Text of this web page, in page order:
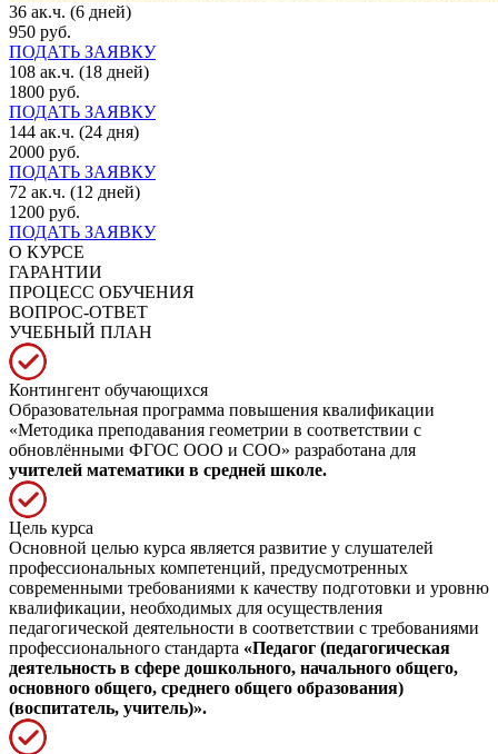
36 ак.ч. (6 дней)
950 руб.
ПОДАТЬ ЗАЯВКУ
108 ак.ч. (18 дней)
1800 руб.
ПОДАТЬ ЗАЯВКУ
144 ак.ч. (24 дня)
2000 руб.
ПОДАТЬ ЗАЯВКУ
72 ак.ч. (12 дней)
1200 руб.
ПОДАТЬ ЗАЯВКУ
О КУРСЕ
ГАРАНТИИ
ПРОЦЕСС ОБУЧЕНИЯ
ВОПРОС-ОТВЕТ
УЧЕБНЫЙ ПЛАН
Контингент обучающихся
Образовательная программа повышения квалификации
«Методика преподавания геометрии в соответствии с
обновлёнными ФГОС ООО и СОО» разработана для
учителей математики в средней школе.
Цель курса
Основной целью курса является развитие у слушателей
профессиональных компетенций, предусмотренных
современными требованиями к качеству подготовки и уровню
квалификации, необходимых для осуществления
педагогической деятельности в соответствии с требованиями
профессионального стандарта «Педагог (педагогическая
деятельность в сфере дошкольного, начального общего,
основного общего, среднего общего образования)
(воспитатель, учитель)».